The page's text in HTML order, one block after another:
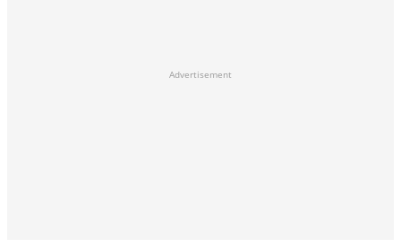
Advertisement